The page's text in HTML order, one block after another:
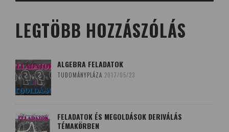
LEGTÖBB HOZZÁSZÓLÁS
ALGEBRA FELADATOK
TUDOMÁNYPLÁZA 2017/05/23
FELADATOK ÉS MEGOLDÁSOK DERIVÁLÁS
TÉMAKÖRBEN